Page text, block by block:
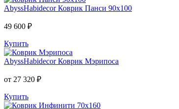
AbyssHabidecor Коврик Панси 90х100
49 600 ₽
Купить
AbyssHabidecor Коврик Мэрипоса
от 27 320 ₽
Купить